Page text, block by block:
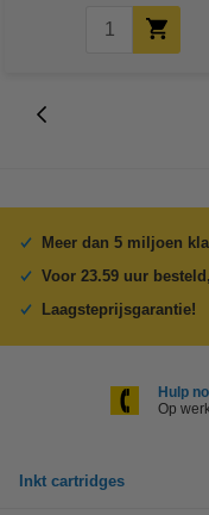
Meer dan 5 miljoen
Voor 23.59 uur
Laagsteprijsgarantie!
Hulp
Op
Inkt cartridges